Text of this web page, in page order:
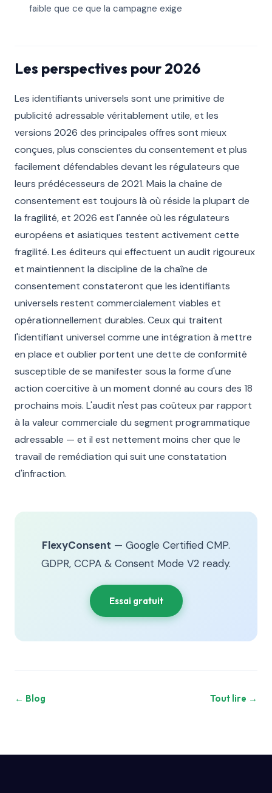
faible que ce que la campagne exige
Les perspectives pour 2026
Les identifiants universels sont une primitive de
publicité adressable véritablement utile, et les
versions 2026 des principales offres sont mieux
conçues, plus conscientes du consentement et plus
facilement défendables devant les régulateurs que
leurs prédécesseurs de 2021. Mais la chaîne de
consentement est toujours là où réside la plupart de
la fragilité, et 2026 est l'année où les régulateurs
européens et asiatiques testent activement cette
fragilité. Les éditeurs qui effectuent un audit rigoureux
et maintiennent la discipline de la chaîne de
consentement constateront que les identifiants
universels restent commercialement viables et
opérationnellement durables. Ceux qui traitent
l'identifiant universel comme une intégration à mettre
en place et oublier portent une dette de conformité
susceptible de se manifester sous la forme d'une
action coercitive à un moment donné au cours des 18
prochains mois. L'audit n'est pas coûteux par rapport
à la valeur commerciale du segment programmatique
adressable — et il est nettement moins cher que le
travail de remédiation qui suit une constatation
d'infraction.
FlexyConsent — Google Certified CMP.
GDPR, CCPA & Consent Mode V2 ready.
Essai gratuit
← Blog Tout lire →